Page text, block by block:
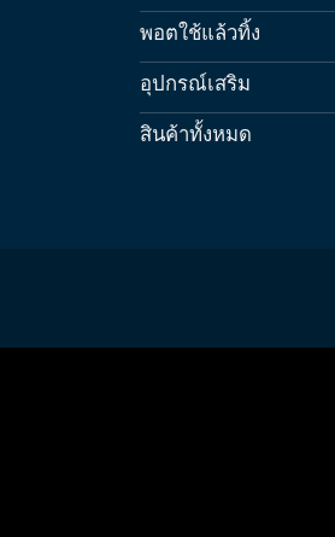
พอตใช้แล้วทิ้ง
อุปกรณ์เสริม
สินค้าทั้งหมด